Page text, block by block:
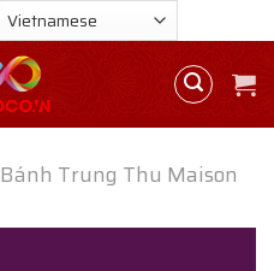
Bánh Trung Thu Maison